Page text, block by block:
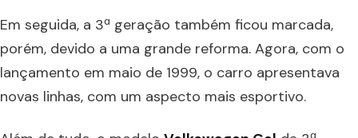
Em seguida, a 3ª geração também ficou marcada,
porém, devido a uma grande reforma. Agora, com o
lançamento em maio de 1999, o carro apresentava
novas linhas, com um aspecto mais esportivo.